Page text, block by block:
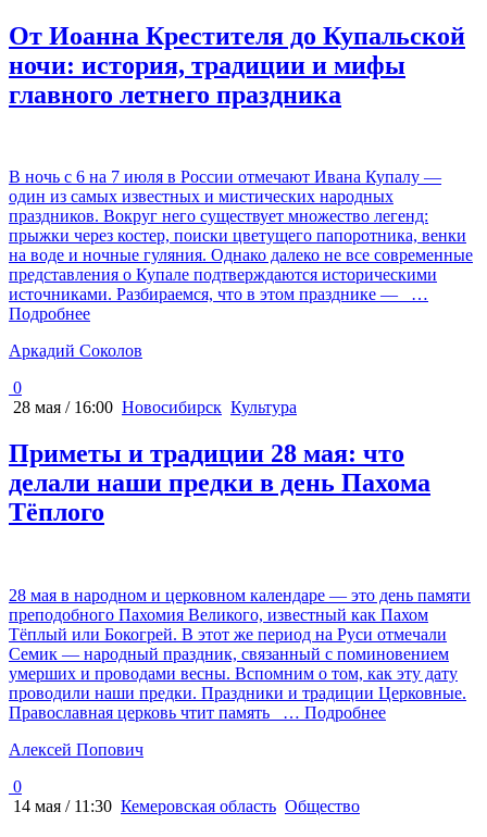
От Иоанна Крестителя до Купальской
ночи: история, традиции и мифы
главного летнего праздника
В ночь с 6 на 7 июля в России отмечают Ивана Купалу —
один из самых известных и мистических народных
праздников. Вокруг него существует множество легенд:
прыжки через костер, поиски цветущего папоротника, венки
на воде и ночные гуляния. Однако далеко не все современные
представления о Купале подтверждаются историческими
источниками. Разбираемся, что в этом празднике —
…
Подробнее
Аркадий Соколов
0
28 мая / 16:00 Новосибирск Культура
Приметы и традиции 28 мая: что
делали наши предки в день Пахома
Тёплого
28 мая в народном и церковном календаре — это день памяти
преподобного Пахомия Великого, известный как Пахом
Тёплый или Бокогрей. В этот же период на Руси отмечали
Семик — народный праздник, связанный с поминовением
умерших и проводами весны. Вспомним о том, как эту дату
проводили наши предки. Праздники и традиции Церковные.
Православная церковь чтит память
… Подробнее
Алексей Попович
0
14 мая / 11:30 Кемеровская область Общество